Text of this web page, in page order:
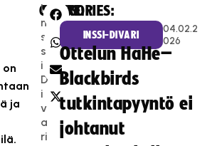
ja
CATEGORIES:
I
n
s
s
i-
D
i
v
a
ri
SHARE:
INSSI-DIVARI
04.02.2
026
Ottelun HaHe–
Blackbirds
tutkintapyyntö ei
johtanut